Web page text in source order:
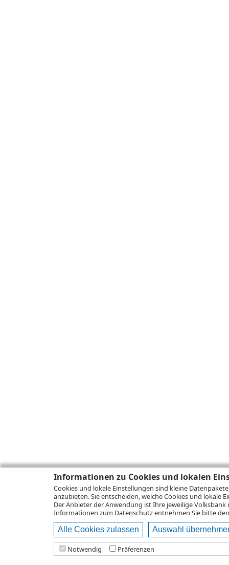
Informationen zu Cookies und lokalen
Cookies und lokale Einstellungen sind kleine
anzubieten. Sie entscheiden, welche Cookies und lokale
Der Anbieter der Anwendung ist Ihre jeweilige Volksbank
Informationen zum Datenschutzentnehmen Sie bitte
Alle Cookies zulassen Auswahl
Notwendig Präferenzen